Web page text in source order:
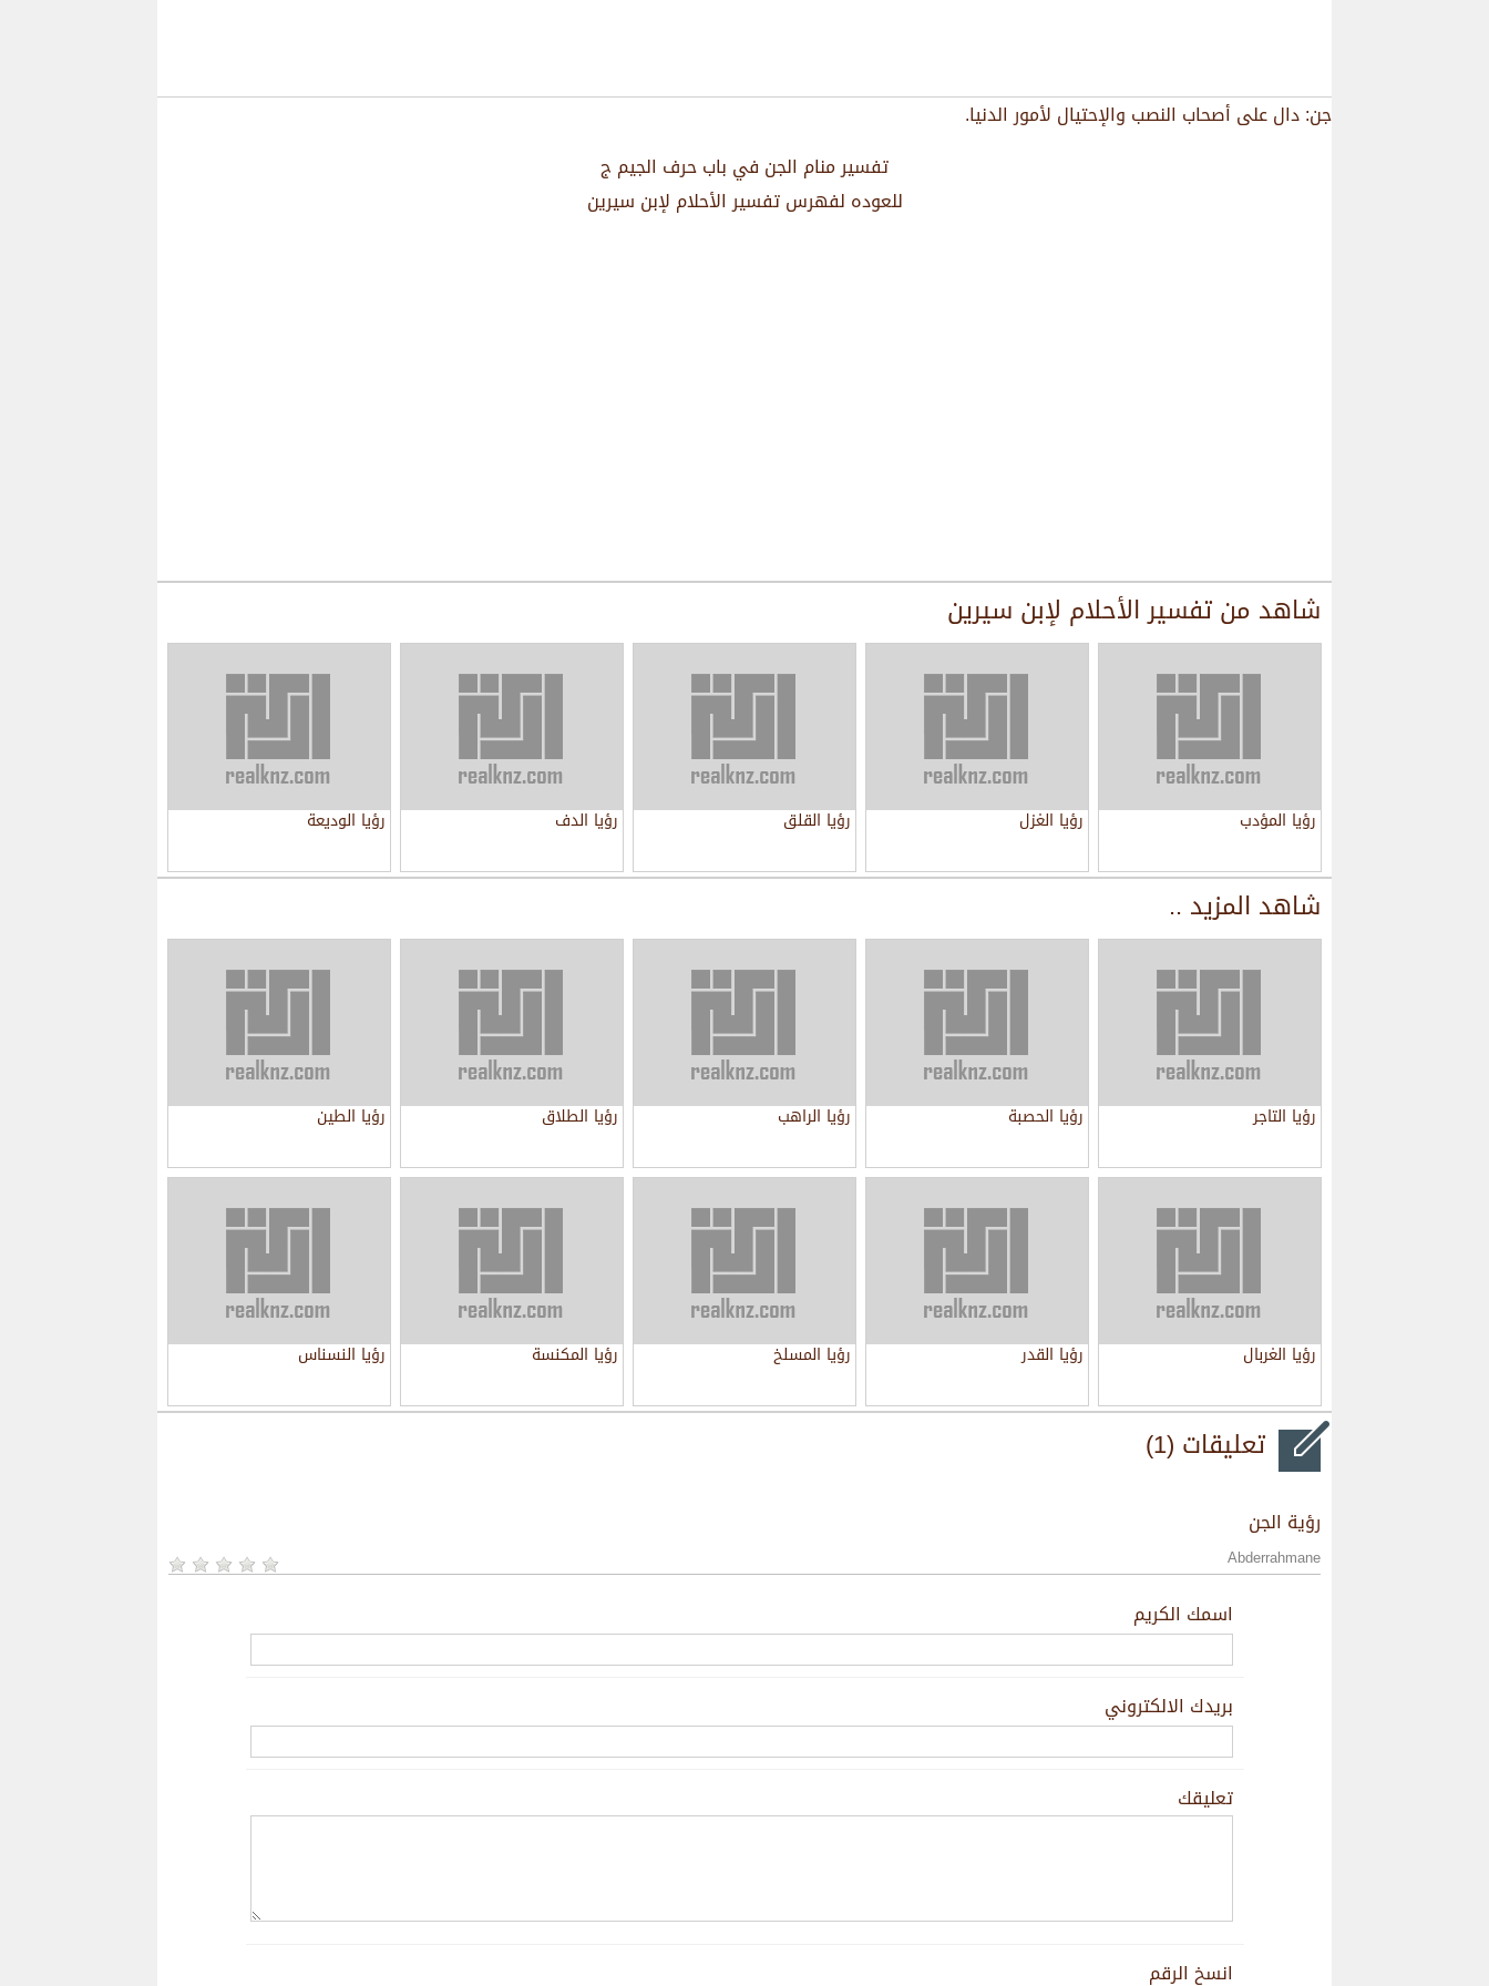
جن: دال على أصحاب النصب والإحتيال لأمور الدنيا.
تفسير منام الجن في باب حرف الجيم ج
للعوده لفهرس تفسير الأحلام لإبن سيرين
شاهد منتفسير الأحلام لإبن سيرين
رؤيا المؤدب رؤيا الغزل رؤيا القلق رؤيا الدف رؤيا الوديعة
شاهد المزيد ..
رؤيا التاجر رؤيا الحصبة رؤيا الراهب رؤيا الطلاق رؤيا الطين
رؤيا الغربال رؤيا القدر رؤيا المسلخ رؤيا المكنسة رؤيا النسناس
تعليقات (1)
رؤية الجن
Abderrahmane
اسمك الكريم
بريدك الالكتروني
تعليقك
انسخ الرقم